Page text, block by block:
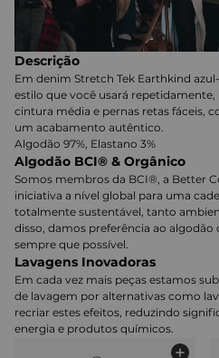
Descrição
Em denim Stretch Tek Earthkind
estilo que você usará
cintura média e pernas retas fáceis,
um acabamento autêntico.
Algodão 97%, Elastano 3%
Algodão BCI® & Orgânico
Somos membros da BCI®, a Better
iniciativa a nível global para uma
totalmente sustentável, tanto
disso, damos preferência ao algodão
sempre que possível.
Lavagens Inovadoras
Em cada vez mais peças estamos
de lavagem por alternativas como
recriar estes efeitos, reduzindo
energia e produtos químicos.